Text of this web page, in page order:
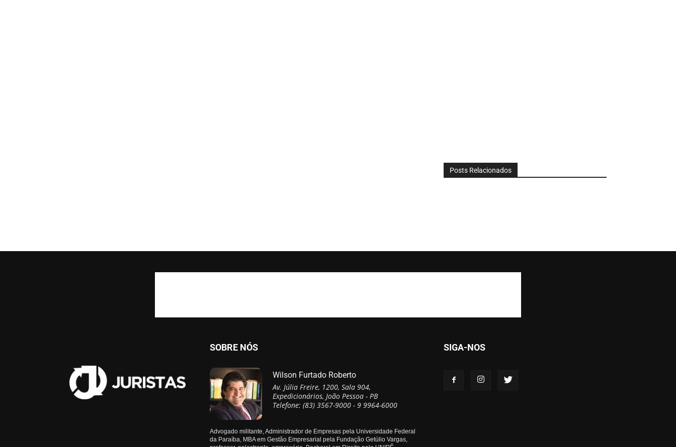
Posts Relacionados
SOBRE NÓS
Wilson Furtado Roberto
Av. Júlia Freire, 1200, Sala 904,
Expedicionários, João Pessoa - PB
Telefone: (83) 3567-9000 - 9 9964-6000
Advogado militante, Administrador de Empresas pela Universidade Federal
da Paraíba, MBA em Gestão Empresarial pela Fundação Getúlio Vargas,
SIGA-NOS